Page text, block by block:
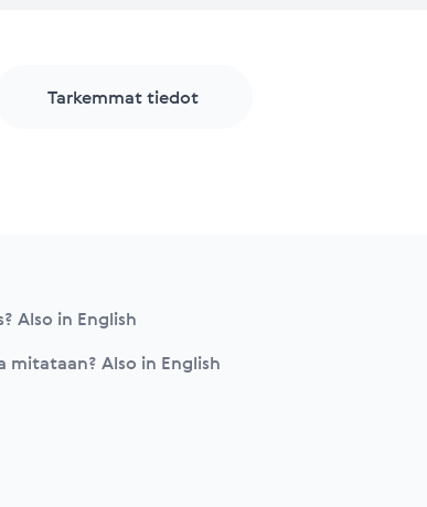
Tarkemmat tiedot
Also in English
Also in English